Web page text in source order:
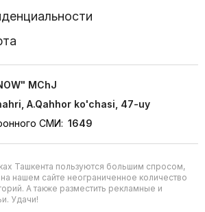
MChJ
A.Qahhor ko'chasi, 47-uy
СМИ: 1649
Ташкента пользуются большим спросом,
нашем сайте неограниченное количество
А также разместить рекламные и
Удачи!